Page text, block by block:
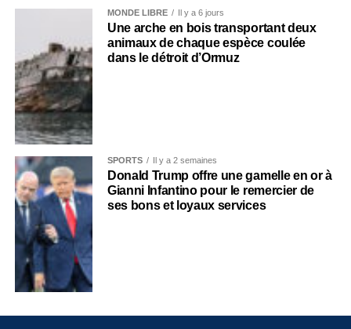
MONDE LIBRE Il y a 6 jours
Une arche en bois transportant deux
animaux de chaque espèce coulée
dans le détroit d’Ormuz
SPORTS Il y a 2 semaines
Donald Trump offre une gamelle en or à
Gianni Infantino pour le remercier de
ses bons et loyaux services